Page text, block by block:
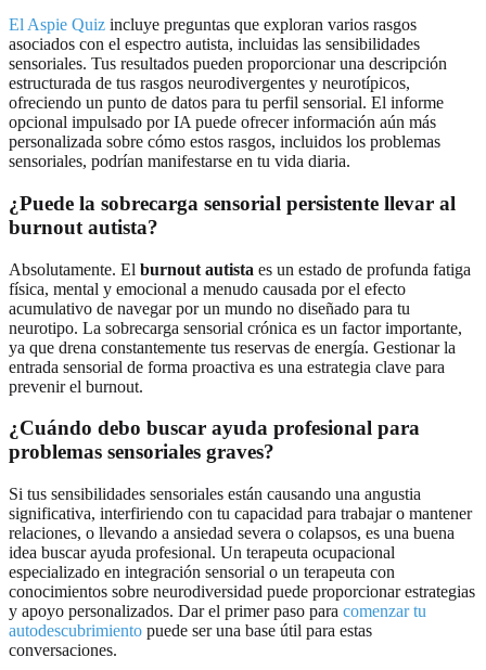
El Aspie Quiz incluye preguntas que exploran varios rasgos
asociados con el espectro autista, incluidas las sensibilidades
sensoriales. Tus resultados pueden proporcionar una descripción
estructurada de tus rasgos neurodivergentes y neurotípicos,
ofreciendo un punto de datos para tu perfil sensorial. El informe
opcional impulsado por IA puede ofrecer información aún más
personalizada sobre cómo estos rasgos, incluidos los problemas
sensoriales, podrían manifestarse en tu vida diaria.
¿Puede la sobrecarga sensorial persistente llevar al
burnout autista?
Absolutamente. El burnout autista es un estado de profunda fatiga
física, mental y emocional a menudo causada por el efecto
acumulativo de navegar por un mundo no diseñado para tu
neurotipo. La sobrecarga sensorial crónica es un factor importante,
ya que drena constantemente tus reservas de energía. Gestionar la
entrada sensorial de forma proactiva es una estrategia clave para
prevenir el burnout.
¿Cuándo debo buscar ayuda profesional para
problemas sensoriales graves?
Si tus sensibilidades sensoriales están causando una angustia
significativa, interfiriendo con tu capacidad para trabajar o mantener
relaciones, o llevando a ansiedad severa o colapsos, es una buena
idea buscar ayuda profesional. Un terapeuta ocupacional
especializado en integración sensorial o un terapeuta con
conocimientos sobre neurodiversidad puede proporcionar estrategias
y apoyo personalizados. Dar el primer paso para comenzar tu
autodescubrimiento puede ser una base útil para estas
conversaciones.